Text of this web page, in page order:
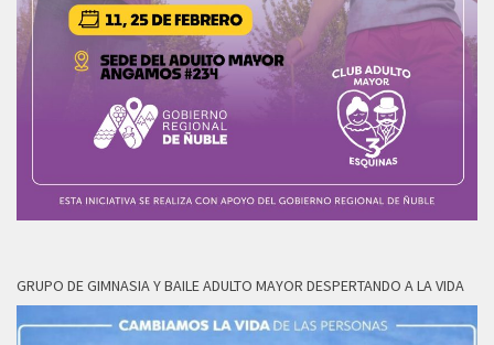
GRUPO DE GIMNASIA Y BAILE ADULTO MAYOR DESPERTANDO A LA VIDA